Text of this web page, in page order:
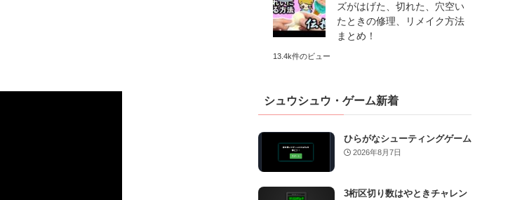
ズがはげた、切れた、穴空い
たときの修理、リメイク方法
まとめ！
13.4k件のビュー
シュウシュウ・ゲーム新着
ひらがなシューティングゲーム
2026年8月7日
3桁区切り数はやときチャレン